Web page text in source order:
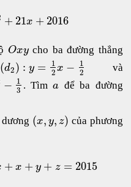
+ 21x + 2016
Oxycho ba đường thẳng
(d2) : y =
1
2 x −
1
2
và
− 1
3 . Tìma để ba đường
(x, y, z) của phương
+ x + y + z = 2015